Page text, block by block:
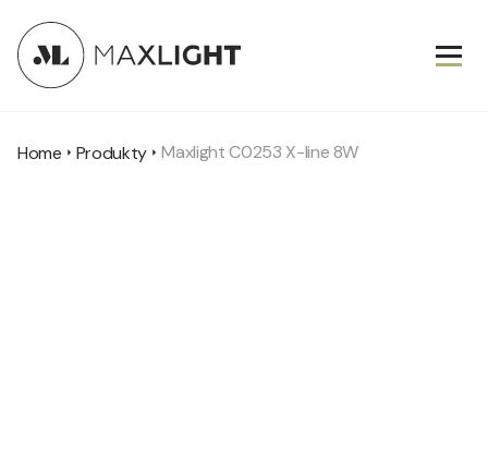
Home Produkty Maxlight C0253 X-line 8W